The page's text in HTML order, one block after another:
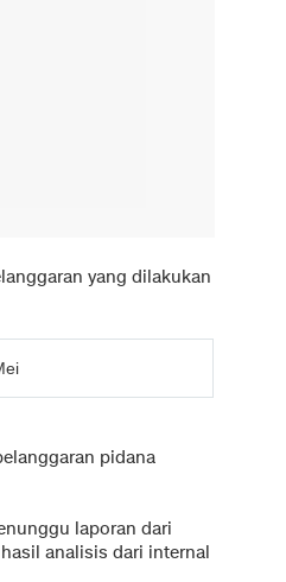
yang dilakukan
pidana
laporan dari
analisis dari internal